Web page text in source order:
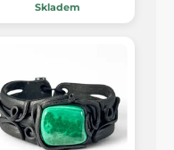
Skladem